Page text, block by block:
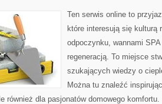
Ten serwis online to
które interesują się kulturą
odpoczynku, wannami
regeneracją. To miejsce
szukających wiedzy o
Można tu znaleźć
również dla pasjonatów domowego